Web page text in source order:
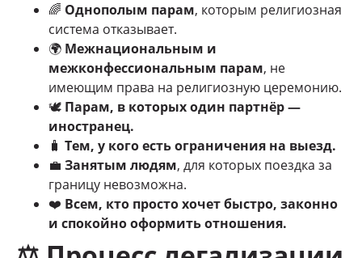
🌈 Однополым парам, которым религиозная
система отказывает.
🌍 Межнациональным и
межконфессиональным парам, не
имеющим права на религиозную церемонию.
🕊 Парам, в которых один партнёр —
иностранец.
🧳 Тем, у кого есть ограничения на выезд.
💼 Занятым людям, для которых поездка за
границу невозможна.
❤️ Всем, кто просто хочет быстро, законно
и спокойно оформить отношения.